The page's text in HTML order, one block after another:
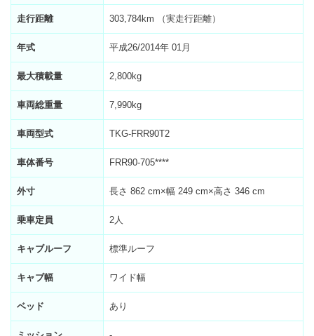
走行距離 303,784km （実走行距離）
年式 平成26/2014年 01月
最大積載量 2,800kg
車両総重量 7,990kg
車両型式 TKG-FRR90T2
車体番号 FRR90-705****
外寸 長さ 862 cm×幅 249 cm×高さ 346 cm
乗車定員 2人
キャブルーフ 標準ルーフ
キャブ幅 ワイド幅
ベッド あり